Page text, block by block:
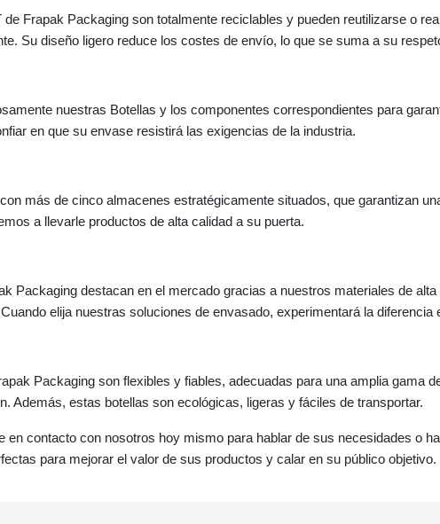
Frapak Packaging son totalmente reciclables y pueden reutilizarse o
Su diseño ligero reduce los costes de envío, lo que se suma a su
nuestras Botellas y los componentes correspondientes para
en que su envase resistirá las exigencias de la industria.
más de cinco almacenes estratégicamente situados, que garantizan
a llevarle productos de alta calidad a su puerta.
Packaging destacan en el mercado gracias a nuestros materiales de
elija nuestras soluciones de envasado, experimentará la diferencia
Packaging son flexibles y fiables, adecuadas para una amplia gama
Además, estas botellas son ecológicas, ligeras y fáciles de transportar.
en contacto con nosotros hoy mismo para hablar de sus necesidades o
para mejorar el valor de sus productos y calar en su público objetivo.